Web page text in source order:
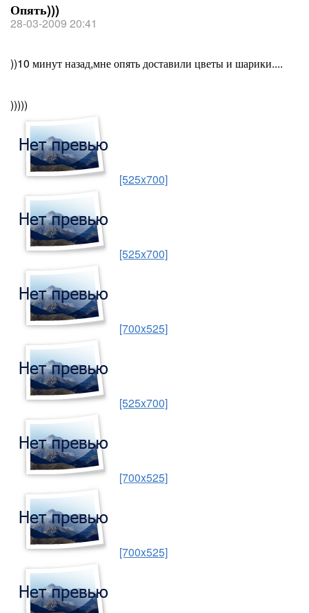
Опять)))
28-03-2009 20:41
))10 минут назад,мне опять доставили цветы и шарики....
)))))
[525x700]
[525x700]
[700x525]
[525x700]
[700x525]
[700x525]